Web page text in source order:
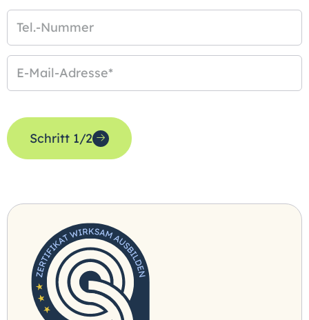
Tel.-Nummer
E-Mail-Adresse*
Schritt 1/2